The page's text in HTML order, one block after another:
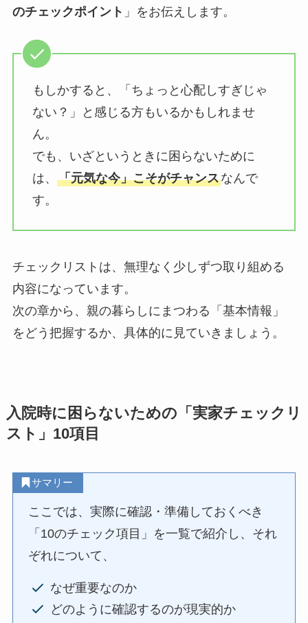
のチェックポイント 」をお伝えします。
もしかすると、「ちょっと心配しすぎじゃ
ない？」と感じる方もいるかもしれませ
ん。
でも、いざというときに困らないために
は、 「元気な今」こそがチャンスなんで
す。
チェックリストは、無理なく少しずつ取り組める
内容になっています。
次の章から、親の暮らしにまつわる「基本情報」
をどう把握するか、具体的に見ていきましょう。
入院時に困らないための「実家チェックリ
スト」10項目
サマリー
ここでは、実際に確認・準備しておくべき
「10のチェック項目」を一覧で紹介し、それ
ぞれについて、
なぜ重要なのか
どのように確認するのが現実的か